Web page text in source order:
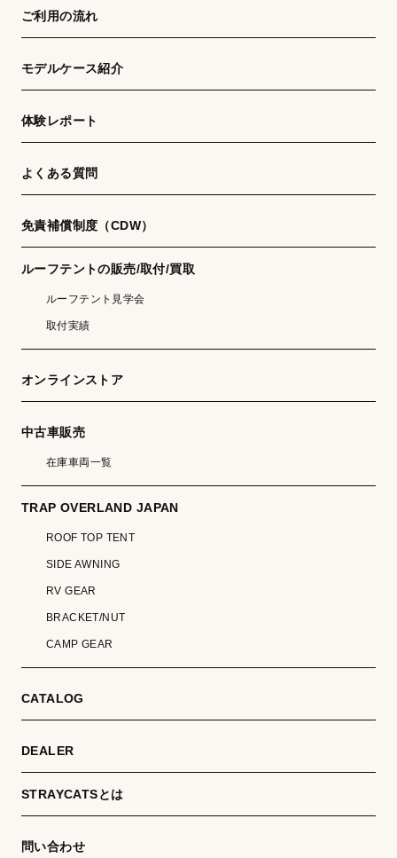
ご利用の流れ
モデルケース紹介
体験レポート
よくある質問
免責補償制度（CDW）
ルーフテントの販売/取付/買取
ルーフテント見学会
取付実績
オンラインストア
中古車販売
在庫車両一覧
TRAP OVERLAND JAPAN
ROOF TOP TENT
SIDE AWNING
RV GEAR
BRACKET/NUT
CAMP GEAR
CATALOG
DEALER
STRAYCATSとは
問い合わせ